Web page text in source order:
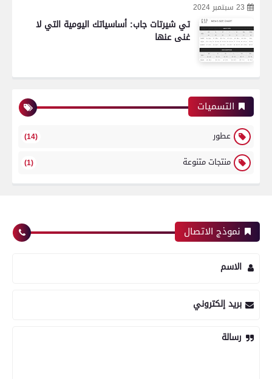
23 سبتمبر 2024
تي شيرتات جاب: أساسياتك اليومية التي لا
غنى عنها
التسميات
عطور (14)
منتجات متنوعة (1)
نموذج الاتصال
الاسم
بريد إلكتروني
رسالة